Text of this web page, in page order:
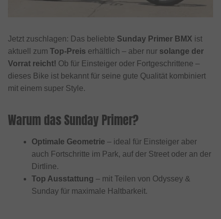
Jetzt zuschlagen: Das beliebte Sunday Primer BMX ist
aktuell zum Top-Preis erhältlich – aber nur solange der
Vorrat reicht! Ob für Einsteiger oder Fortgeschrittene –
dieses Bike ist bekannt für seine gute Qualität kombiniert
mit einem super Style.
Warum das Sunday Primer?
Optimale Geometrie – ideal für Einsteiger aber
auch Fortschritte im Park, auf der Street oder an der
Dirtline.
Top Ausstattung – mit Teilen von Odyssey &
Sunday für maximale Haltbarkeit.